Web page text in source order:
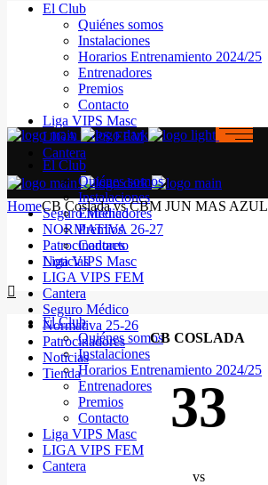
El Club
Quiénes somos
Instalaciones
Horarios Entrenamiento 2024/25
Entrenadores
Premios
Contacto
Liga VIPS Masc
LIGA VIPS FEM
Cantera
Seguro Médico
NORMATIVA 26-27
Patrocinadores
Noticias
El Club
Quiénes somos
Instalaciones
Horarios Entrenamiento 2024/25
Entrenadores
Premios
Contacto
Liga VIPS Masc
LIGA VIPS FEM
Cantera
El Club
Quiénes somos
Instalaciones
Entrenadores
Premios
Contacto
Liga VIPS Masc
LIGA VIPS FEM
Cantera
Seguro Médico
Normativa 25-26
Patrocinadores
Noticias
Tienda
HomeCB Coslada vs CBM JUN MAS AZUL
CB COSLADA
33
vs